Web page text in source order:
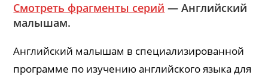
Смотреть фрагменты серий — Английский
малышам.
Английский малышам в специализированной
программе по изучению английского языка для